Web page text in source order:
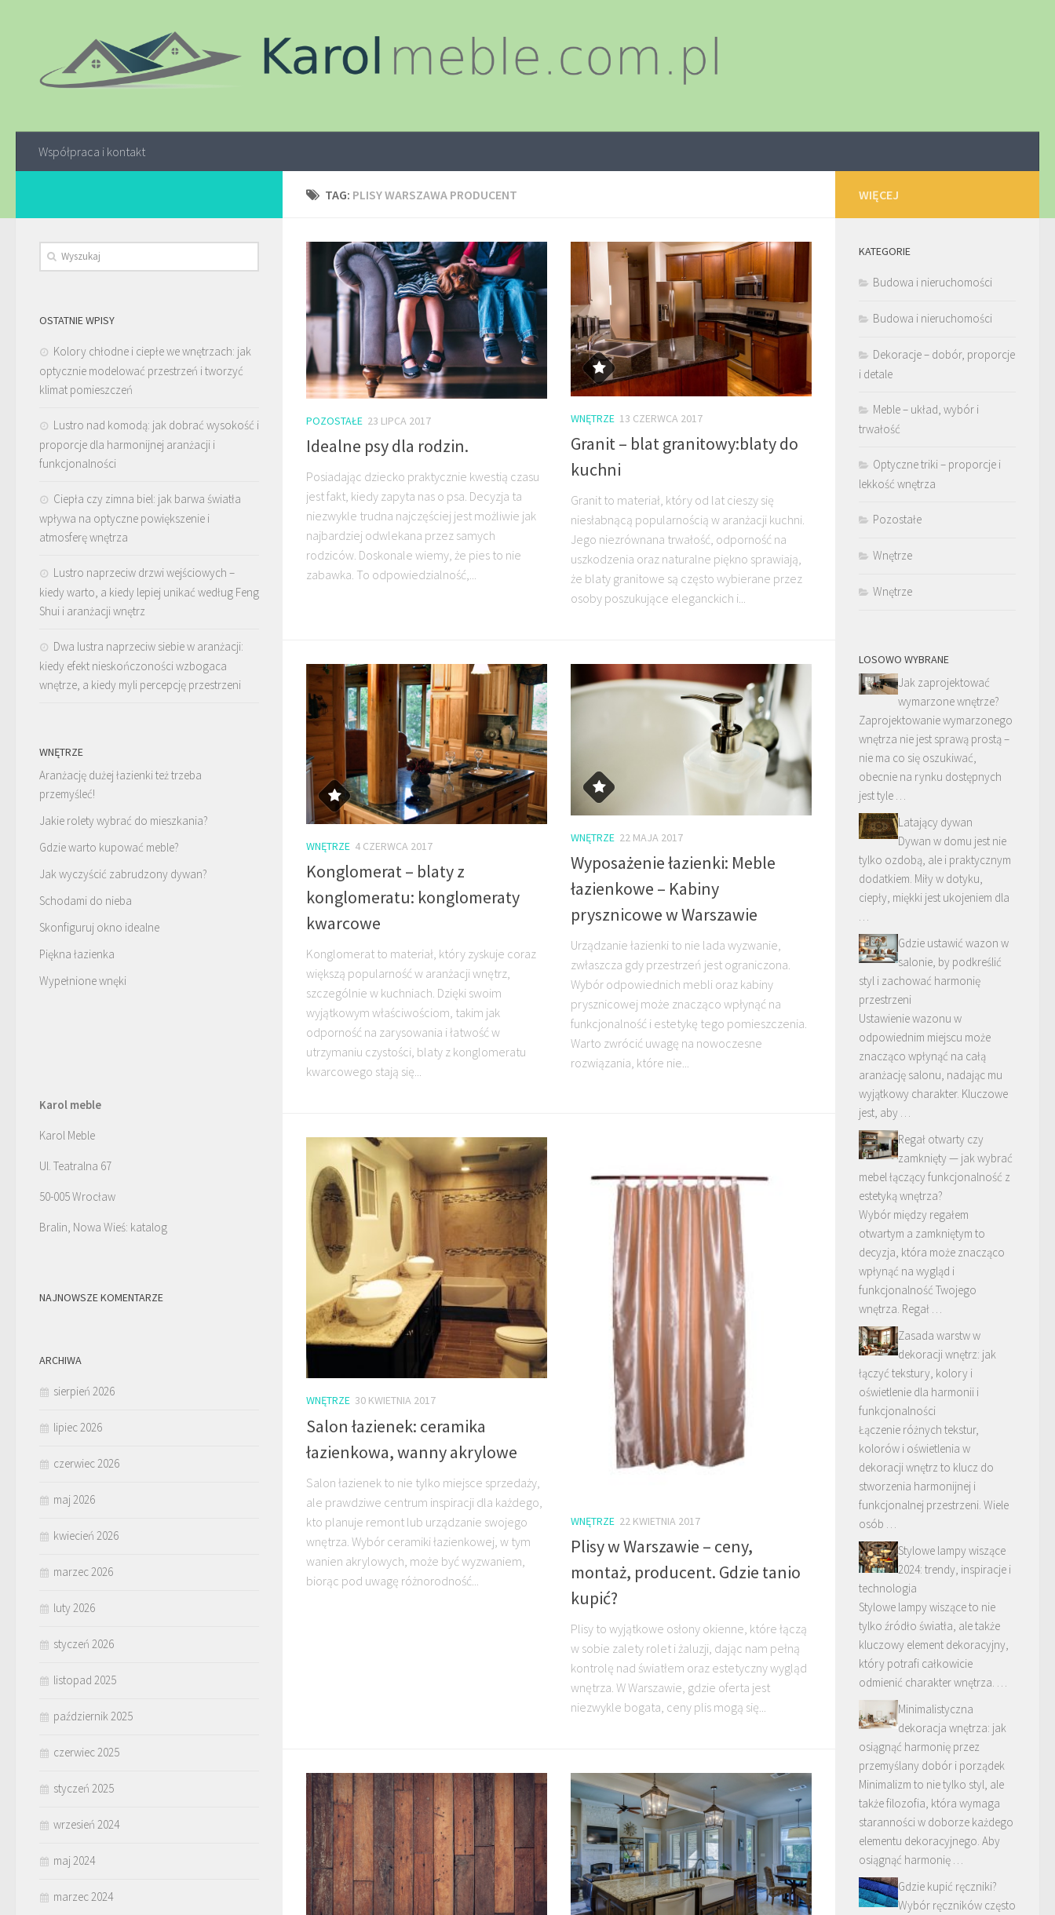
Współpraca i kontakt
TAG: PLISY WARSZAWA PRODUCENT
POZOSTAŁE 23 LIPCA 2017
Idealne psy dla rodzin.
Posiadając dziecko praktycznie kwestią czasu
jest fakt, kiedy zapyta nas o psa. Decyzja ta
niezwykle trudna najczęściej jest możliwie jak
najbardziej odwlekana przez samych
rodziców. Doskonale wiemy, że pies to nie
zabawka. To odpowiedzialność,...
WNĘTRZE 13 CZERWCA 2017
Granit – blat granitowy:blaty do
kuchni
Granit to materiał, który od lat cieszy się
niesłabnącą popularnością w aranżacji kuchni.
Jego niezrównana trwałość, odporność na
uszkodzenia oraz naturalne piękno sprawiają,
że blaty granitowe są często wybierane przez
osoby poszukujące eleganckich i...
WNĘTRZE 4 CZERWCA 2017
Konglomerat – blaty z
konglomeratu: konglomeraty
kwarcowe
Konglomerat to materiał, który zyskuje coraz
większą popularność w aranżacji wnętrz,
szczególnie w kuchniach. Dzięki swoim
wyjątkowym właściwościom, takim jak
odporność na zarysowania i łatwość w
utrzymaniu czystości, blaty z konglomeratu
kwarcowego stają się...
WNĘTRZE 22 MAJA 2017
Wyposażenie łazienki: Meble
łazienkowe – Kabiny
prysznicowe w Warszawie
Urządzanie łazienki to nie lada wyzwanie,
zwłaszcza gdy przestrzeń jest ograniczona.
Wybór odpowiednich mebli oraz kabiny
prysznicowej może znacząco wpłynąć na
funkcjonalność i estetykę tego pomieszczenia.
Warto zwrócić uwagę na nowoczesne
rozwiązania, które nie...
WNĘTRZE 30 KWIETNIA 2017
Salon łazienek: ceramika
łazienkowa, wanny akrylowe
Salon łazienek to nie tylko miejsce sprzedaży,
ale prawdziwe centrum inspiracji dla każdego,
kto planuje remont lub urządzanie swojego
wnętrza. Wybór ceramiki łazienkowej, w tym
wanien akrylowych, może być wyzwaniem,
biorąc pod uwagę różnorodność...
WNĘTRZE 22 KWIETNIA 2017
Plisy w Warszawie – ceny,
montaż, producent. Gdzie tanio
kupić?
Plisy to wyjątkowe osłony okienne, które łączą
w sobie zalety rolet i żaluzji, dając nam pełną
kontrolę nad światłem oraz estetyczny wygląd
wnętrza. W Warszawie, gdzie oferta jest
niezwykle bogata, ceny plis mogą się...
OSTATNIE WPISY
Kolory chłodne i ciepłe we wnętrzach: jak
optycznie modelować przestrzeń i tworzyć
klimat pomieszczeń
Lustro nad komodą: jak dobrać wysokość i
proporcje dla harmonijnej aranżacji i
funkcjonalności
Ciepła czy zimna biel: jak barwa światła
wpływa na optyczne powiększenie i
atmosferę wnętrza
Lustro naprzeciw drzwi wejściowych –
kiedy warto, a kiedy lepiej unikać według Feng
Shui i aranżacji wnętrz
Dwa lustra naprzeciw siebie w aranżacji:
kiedy efekt nieskończoności wzbogaca
wnętrze, a kiedy myli percepcję przestrzeni
WNĘTRZE
Aranżację dużej łazienki też trzeba
przemyśleć!
Jakie rolety wybrać do mieszkania?
Gdzie warto kupować meble?
Jak wyczyścić zabrudzony dywan?
Schodami do nieba
Skonfiguruj okno idealne
Piękna łazienka
Wypełnione wnęki
Karol meble
Karol Meble
Ul. Teatralna 67
50-005 Wrocław
Bralin, Nowa Wieś: katalog
NAJNOWSZE KOMENTARZE
ARCHIWA
sierpień 2026
lipiec 2026
czerwiec 2026
maj 2026
kwiecień 2026
marzec 2026
luty 2026
styczeń 2026
listopad 2025
październik 2025
czerwiec 2025
styczeń 2025
wrzesień 2024
maj 2024
marzec 2024
WIĘCEJ
KATEGORIE
Budowa i nieruchomości
Budowa i nieruchomości
Dekoracje – dobór, proporcje
i detale
Meble – układ, wybór i
trwałość
Optyczne triki – proporcje i
lekkość wnętrza
Pozostałe
Wnętrze
Wnętrze
LOSOWO WYBRANE
Jak zaprojektować
wymarzone wnętrze?
Zaprojektowanie wymarzonego
wnętrza nie jest sprawą prostą –
nie ma co się oszukiwać,
obecnie na rynku dostępnych
jest tyle …
Latający dywan
Dywan w domu jest nie
tylko ozdobą, ale i praktycznym
dodatkiem. Miły w dotyku,
ciepły, miękki jest ukojeniem dla
…
Gdzie ustawić wazon w
salonie, by podkreślić
styl i zachować harmonię
przestrzeni
Ustawienie wazonu w
odpowiednim miejscu może
znacząco wpłynąć na całą
aranżację salonu, nadając mu
wyjątkowy charakter. Kluczowe
jest, aby …
Regał otwarty czy
zamknięty — jak wybrać
mebel łączący funkcjonalność z
estetyką wnętrza?
Wybór między regałem
otwartym a zamkniętym to
decyzja, która może znacząco
wpłynąć na wygląd i
funkcjonalność Twojego
wnętrza. Regał …
Zasada warstw w
dekoracji wnętrz: jak
łączyć tekstury, kolory i
oświetlenie dla harmonii i
funkcjonalności
Łączenie różnych tekstur,
kolorów i oświetlenia w
dekoracji wnętrz to klucz do
stworzenia harmonijnej i
funkcjonalnej przestrzeni. Wiele
osób …
Stylowe lampy wiszące
2024: trendy, inspiracje i
technologia
Stylowe lampy wiszące to nie
tylko źródło światła, ale także
kluczowy element dekoracyjny,
który potrafi całkowicie
odmienić charakter wnętrza. …
Minimalistyczna
dekoracja wnętrza: jak
osiągnąć harmonię przez
przemyślany dobór i porządek
Minimalizm to nie tylko styl, ale
także filozofia, która wymaga
staranności w doborze każdego
elementu dekoracyjnego. Aby
osiągnąć harmonię …
Gdzie kupić ręczniki?
Wybór ręczników często